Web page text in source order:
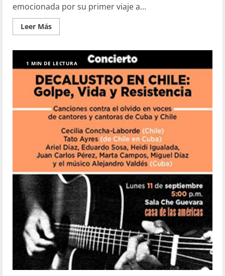
emocionada por su primer viaje a...
Leer Más
1 MIN DE LECTURA